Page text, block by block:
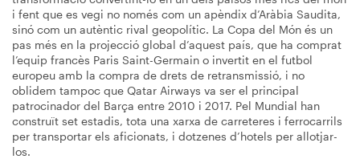
i fent que es vegi no només com un apèndix d’Aràbia Saudita,
sinó com un autèntic rival geopolític. La Copa del Món és un
pas més en la projecció global d’aquest país, que ha comprat
l’equip francès Paris Saint-Germain o invertit en el futbol
europeu amb la compra de drets de retransmissió, i no
oblidem tampoc que Qatar Airways va ser el principal
patrocinador del Barça entre 2010 i 2017. Pel Mundial han
construït set estadis, tota una xarxa de carreteres i ferrocarrils
per transportar els aficionats, i dotzenes d’hotels per allotjar-
los.